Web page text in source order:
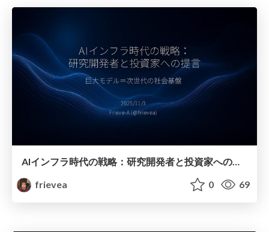
frievea
0 69